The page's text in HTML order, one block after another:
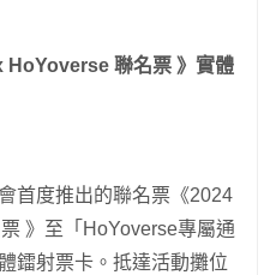
HoYoverse 聯名票 》實體
首度推出的聯名票《2024
》至「HoYoverse專屬通
鐳射票卡。抵達活動攤位